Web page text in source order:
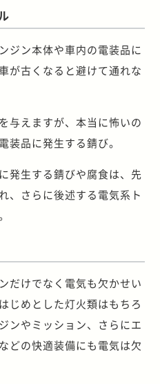
ジン本体や車内の電装品に
が古くなると避けて通れな
与えますが、本当に怖いの
装品に発生する錆び。
発生する錆びや腐食は、先
、さらに後述する電気系ト
だけでなく電気も欠かせい
じめとした灯火類はもちろ
ンやミッション、さらにエ
どの快適装備にも電気は欠